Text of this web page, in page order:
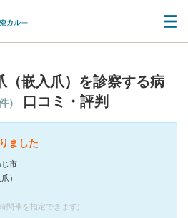
（嵌入爪）を診察する病
） 口コミ・評判
ました
じ市
）
間帯を指定できます)